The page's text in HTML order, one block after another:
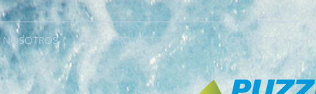
NOSOTROS PROYECTOS CONTACTO